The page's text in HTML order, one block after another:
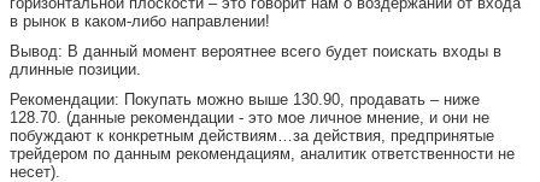
в рынок в каком-либо направлении!
Вывод: В данный момент вероятнее всего будет поискать входы в
длинные позиции.
Рекомендации: Покупать можно выше 130.90, продавать – ниже
128.70. (данные рекомендации - это мое личное мнение, и они не
побуждают к конкретным действиям…за действия, предпринятые
трейдером по данным рекомендациям, аналитик ответственности не
несет).